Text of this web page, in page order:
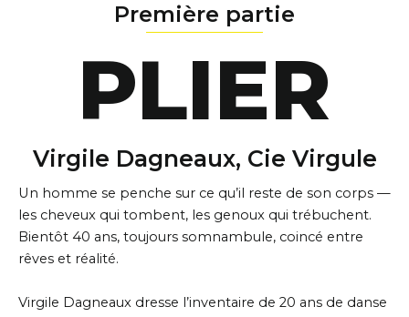
Première partie
PLIER
Virgile Dagneaux, Cie Virgule
Un homme se penche sur ce qu’il reste de son corps —
les cheveux qui tombent, les genoux qui trébuchent.
Bientôt 40 ans, toujours somnambule, coincé entre
rêves et réalité.
Virgile Dagneaux dresse l’inventaire de 20 ans de danse